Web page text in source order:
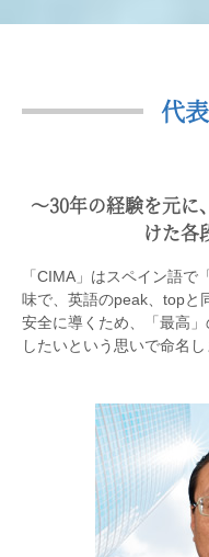
代
〜30年の経験を元に
けた各
「CIMA」はスペイン語
味で、英語のpeak、topと
安全に導くため、「最高
したいという思いで命名し